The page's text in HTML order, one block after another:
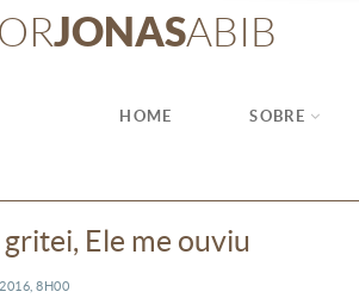
JONASABIB
HOME SOBRE
Ele me ouviu
2016, 8H00